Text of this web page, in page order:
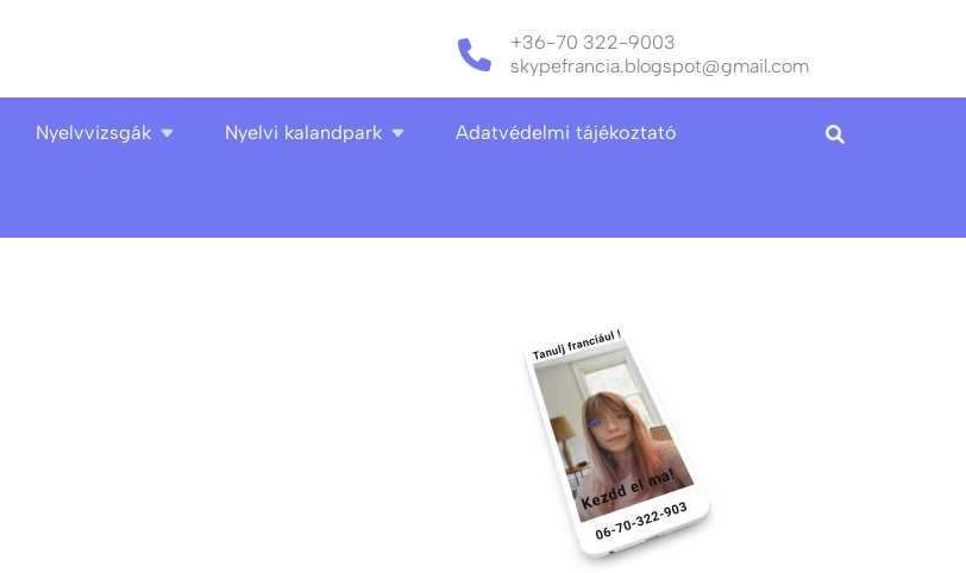
+36-70 322-9003
skypefrancia.blogspot@gmail.com
Nyelvvizsgák Nyelvi kalandpark Adatvédelmi tájékoztató